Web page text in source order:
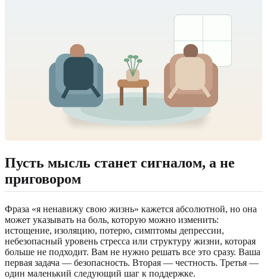
Пусть мысль станет сигналом, а не
приговором
Фраза «я ненавижу свою жизнь» кажется абсолютной, но она
может указывать на боль, которую можно изменить:
истощение, изоляцию, потерю, симптомы депрессии,
небезопасный уровень стресса или структуру жизни, которая
больше не подходит. Вам не нужно решать все это сразу. Ваша
первая задача — безопасность. Вторая — честность. Третья —
один маленький следующий шаг к поддержке.